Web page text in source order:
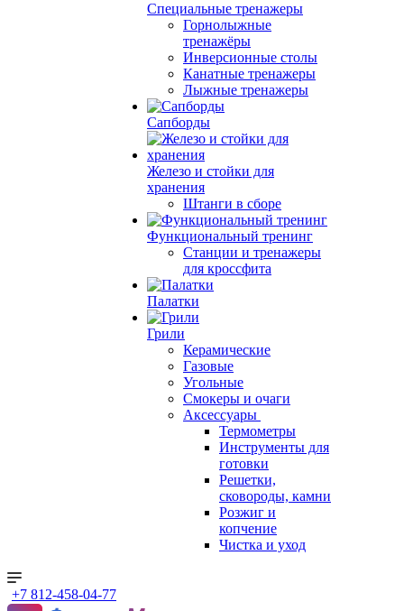
Специальные тренажеры
Горнолыжные
тренажёры
Инверсионные столы
Канатные тренажеры
Лыжные тренажеры
Сапборды
Железо и стойки для
хранения
Штанги в сборе
Функциональный тренинг
Станции и тренажеры
для кроссфита
Палатки
Грили
Керамические
Газовые
Угольные
Смокеры и очаги
Аксессуары
Термометры
Инструменты для
готовки
Решетки,
сковороды, камни
Розжиг и
копчение
Чистка и уход
+7 812-458-04-77